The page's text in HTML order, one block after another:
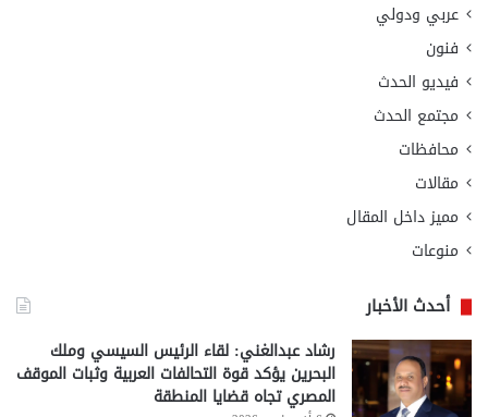
عربي ودولي
فنون
فيديو الحدث
مجتمع الحدث
محافظات
مقالات
مميز داخل المقال
منوعات
أحدث الأخبار
رشاد عبدالغني: لقاء الرئيس السيسي وملك
البحرين يؤكد قوة التحالفات العربية وثبات الموقف
المصري تجاه قضايا المنطقة